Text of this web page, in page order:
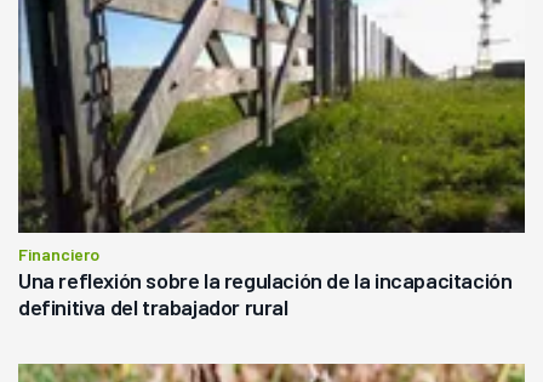
Financiero
Una reflexión sobre la regulación de la incapacitación
definitiva del trabajador rural